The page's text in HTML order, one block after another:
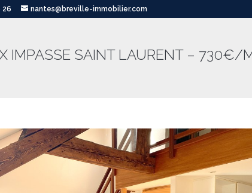
26 nantes@breville-immobilier.com
IMPASSE SAINT LAURENT – 730€/